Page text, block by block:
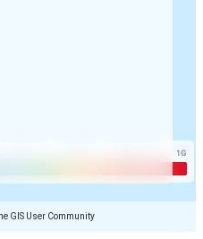
GIS User Community